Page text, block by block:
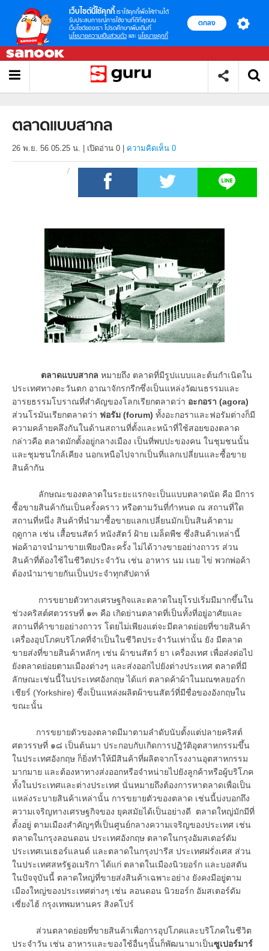
เว็บไซต์นี้ใช้คุกกี้ เราใช้คุกกี้เพื่อให้ท่านได้
รับประสบการณ์การใช้งานที่ดีที่สุดบน
เว็บไซต์ของเรา โปรดศึกษาเพิ่มเติมที่
นโยบายความเป็นส่วนตัว และ นโยบายคุกกี้
ตกลง
ตลาดแบบสากล
26 พ.ย. 56 05.25 น. เปิดอ่าน 0 ความคิดเห็น 0
ตลาดแบบสากล หมายถึง ตลาดที่มีรูปแบบและต้นกำเนิดใน
ประเทศทางตะวันตก อาณาจักรกรีกซึ่งเป็นแหล่งวัฒนธรรมและ
อารยธรรมโบราณที่สำคัญของโลกเรียกตลาดว่า อะกอรา (agora)
ส่วนโรมันเรียกตลาดว่า ฟอรัม (forum) ทั้งอะกอราและฟอรัมต่างก็มี
ความคล้ายคลึงกันในด้านสถานที่ตั้งและหน้าที่ใช้สอยของตลาด
กล่าวคือ ตลาดมักตั้งอยู่กลางเมือง เป็นที่พบปะของคน ในชุมชนนั้น
และชุมชนใกล้เคียง นอกเหนือไปจากเป็นที่แลกเปลี่ยนและซื้อขาย
สินค้ากัน
ลักษณะของตลาดในระยะแรกจะเป็นแบบตลาดนัด คือ มีการ
ซื้อขายสินค้ากันเป็นครั้งคราว หรือตามวันที่กำหนด ณ สถานที่ใด
สถานที่หนึ่ง สินค้าที่นำมาซื้อขายแลกเปลี่ยนมักเป็นสินค้าตาม
ฤดูกาล เช่น เสื้อขนสัตว์ หนังสัตว์ ฝ้าย เมล็ดพืช ซึ่งสินค้าเหล่านี้
พ่อค้าอาจนำมาขายเพียงปีละครั้ง ไม่ได้วางขายอย่างถาวร ส่วน
สินค้าที่ต้องใช้ในชีวิตประจำวัน เช่น อาหาร นม เนย ไข่ พวกพ่อค้า
ต้องนำมาขายกันเป็นประจำทุกสัปดาห์
การขยายตัวทางเศรษฐกิจและตลาดในยุโรปเริ่มมีมากขึ้นใน
ช่วงคริสต์ศตวรรษที่ ๑๓ คือ เกิดย่านตลาดที่เป็นทั้งที่อยู่อาศัยและ
สถานที่ค้าขายอย่างถาวร โดยไม่เพียงแต่จะมีตลาดย่อยที่ขายสินค้า
เครื่องอุปโภคบริโภคที่จำเป็นในชีวิตประจำวันเท่านั้น ยัง มีตลาด
ขายส่งที่ขายสินค้าหลักๆ เช่น ผ้าขนสัตว์ ยา เครื่องเทศ เพื่อส่งต่อไป
ยังตลาดย่อยตามเมืองต่างๆ และส่งออกไปยังต่างประเทศ ตลาดที่มี
ลักษณะเช่นนี้ในประเทศอังกฤษ ได้แก่ ตลาดค้าผ้าในมณฑลยอร์ก
เชียร์ (Yorkshire) ซึ่งเป็นแหล่งผลิตผ้าขนสัตว์ที่มีชื่อของอังกฤษใน
ขณะนั้น
การขยายตัวของตลาดมีมาตามลำดับนับตั้งแต่ปลายคริสต์
ศตวรรษที่ ๑๘ เป็นต้นมา ประกอบกับเกิดการปฏิวัติอุตสาหกรรมขึ้น
ในประเทศอังกฤษ ก็ยิ่งทำให้มีสินค้าที่ผลิตจากโรงงานอุตสาหกรรม
มากมาย และต้องหาทางส่งออกหรือจำหน่ายไปยังลูกค้าหรือผู้บริโภค
ทั้งในประเทศและต่างประเทศ นั่นหมายถึงต้องการหาตลาดเพื่อเป็น
แหล่งระบายสินค้าเหล่านั้น การขยายตัวของตลาด เช่นนี้บ่งบอกถึง
ความเจริญทางเศรษฐกิจของ ยุคสมัยได้เป็นอย่างดี ตลาดใหญ่มักมีที่
ตั้งอยู่ ตามเมืองสำคัญๆที่เป็นศูนย์กลางความเจริญของประเทศ เช่น
ตลาดในกรุงลอนดอน ประเทศอังกฤษ ตลาดในกรุงอัมสเตอร์ดัม
ประเทศเนเธอร์แลนด์ และตลาดในกรุงปารีส ประเทศฝรั่งเศส ส่วน
ในประเทศสหรัฐอเมริกา ได้แก่ ตลาดในเมืองนิวยอร์ก และบอสตัน
ในปัจจุบันนี้ ตลาดใหญ่ที่ขายส่งสินค้าเฉพาะอย่าง ยังคงมีอยู่ตาม
เมืองใหญ่ของประเทศต่างๆ เช่น ลอนดอน นิวยอร์ก อัมสเตอร์ดัม
เซี่ยงไฮ้ กรุงเทพมหานคร สิงคโปร์
ส่วนตลาดย่อยที่ขายสินค้าเพื่อการอุปโภคและบริโภคในชีวิต
ประจำวัน เช่น อาหารและของใช้อื่นๆนั้นก็พัฒนามาเป็นซูเปอร์มาร์